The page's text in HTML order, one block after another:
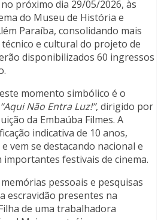
próximo dia 29/05/2026, às
do Museu de História e
Paraíba, consolidando mais
e cultural do projeto de
disponibilizados 60 ingressos
momento simbólico é o
“Aqui Não Entra Luz!”, dirigido por
da Embaúba Filmes. A
indicativa de 10 anos,
vem se destacando nacional e
festivais de cinema.
pessoais e pesquisas
escravidão presentes na
de uma trabalhadora